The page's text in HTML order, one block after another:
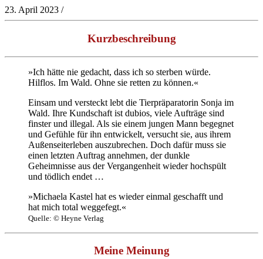
23. April 2023 /
Kurzbeschreibung
»Ich hätte nie gedacht, dass ich so sterben würde.
Hilflos. Im Wald. Ohne sie retten zu können.«
Einsam und versteckt lebt die Tierpräparatorin Sonja im
Wald. Ihre Kundschaft ist dubios, viele Aufträge sind
finster und illegal. Als sie einem jungen Mann begegnet
und Gefühle für ihn entwickelt, versucht sie, aus ihrem
Außenseiterleben auszubrechen. Doch dafür muss sie
einen letzten Auftrag annehmen, der dunkle
Geheimnisse aus der Vergangenheit wieder hochspült
und tödlich endet …
»Michaela Kastel hat es wieder einmal geschafft und
hat mich total weggefegt.«
Quelle: © Heyne Verlag
Meine Meinung